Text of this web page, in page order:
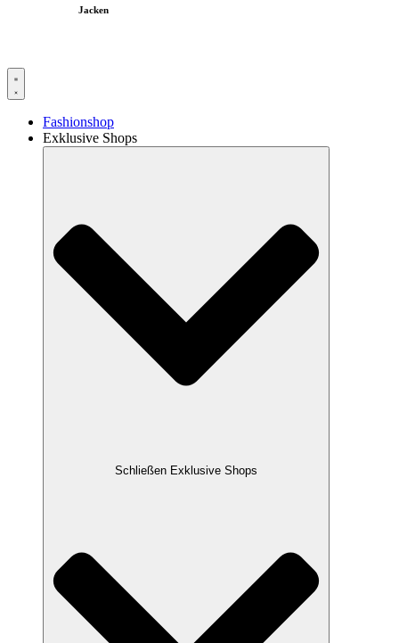
Jacken
Fashionshop
Exklusive Shops
Schließen Exklusive Shops